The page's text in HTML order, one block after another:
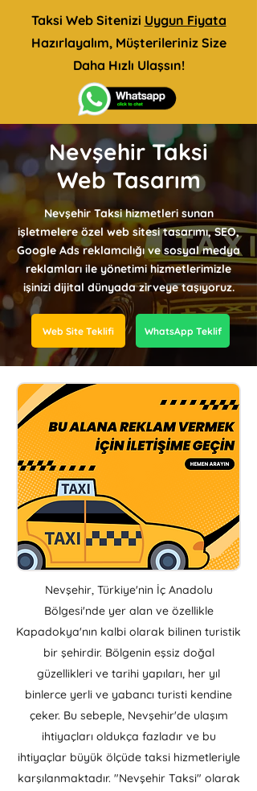
Taksi Web Sitenizi Uygun Fiyata
Hazırlayalım, Müşterileriniz Size
Daha Hızlı Ulaşsın!
Nevşehir Taksi
Web Tasarım
Nevşehir Taksi hizmetleri sunan
işletmelere özel web sitesi tasarımı, SEO,
Google Ads reklamcılığı ve sosyal medya
reklamları ile yönetimi hizmetlerimizle
işinizi dijital dünyada zirveye taşıyoruz.
Web Site Teklifi WhatsApp Teklif
Nevşehir, Türkiye'nin İç Anadolu
Bölgesi'nde yer alan ve özellikle
Kapadokya'nın kalbi olarak bilinen turistik
bir şehirdir. Bölgenin eşsiz doğal
güzellikleri ve tarihi yapıları, her yıl
binlerce yerli ve yabancı turisti kendine
çeker. Bu sebeple, Nevşehir'de ulaşım
ihtiyaçları oldukça fazladır ve bu
ihtiyaçlar büyük ölçüde taksi hizmetleriyle
karşılanmaktadır. "Nevşehir Taksi" olarak